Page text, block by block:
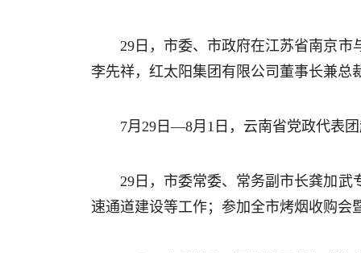
29日，市委、市政府在江苏省南京
李先祥，红太阳集团有限公司董事长兼
7月29日—8月1日，云南省党政代表
29日，市委常委、常务副市长龚加
速通道建设等工作；参加全市烤烟收购